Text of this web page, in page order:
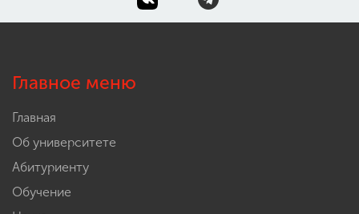
Главное меню
Главная
Об университете
Абитуриенту
Обучение